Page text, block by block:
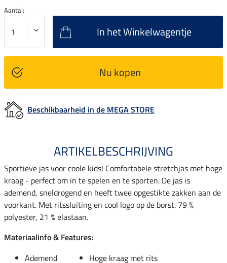
Aantal:
In het Winkelwagentje
Nu kopen
Beschikbaarheid in de MEGA STORE
ARTIKELBESCHRIJVING
Sportieve jas voor coole kids! Comfortabele stretchjas met hoge
kraag - perfect om in te spelen en te sporten. De jas is
ademend, sneldrogend en heeft twee opgestikte zakken aan de
voorkant. Met ritssluiting en cool logo op de borst. 79 %
polyester, 21 % elastaan.
Materiaalinfo & Features:
Ademend
Hoge kraag met rits